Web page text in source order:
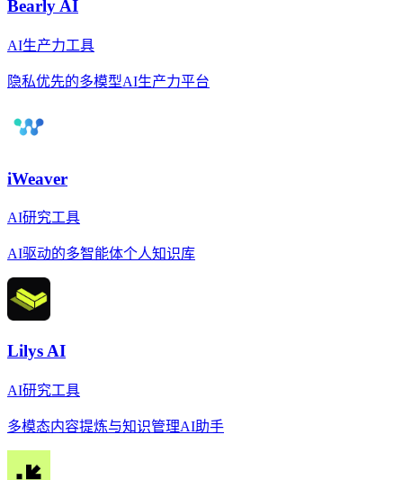
Bearly AI
AI生产力工具
隐私优先的多模型AI生产力平台
iWeaver
AI研究工具
AI驱动的多智能体个人知识库
Lilys AI
AI研究工具
多模态内容提炼与知识管理AI助手